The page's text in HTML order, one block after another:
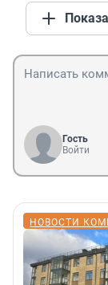
Гость
Войти
НОВОСТИ